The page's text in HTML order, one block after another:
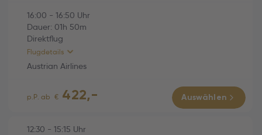
HINFLUG (Direktflug)
Austrian Airlines (OS769)
Fr., 02.10.2026
15:15 Varna (VAR)
16:00 - 16:50 Uhr
Dauer: 01h 50m
Direktflug
Flugdetails
Austrian Airlines
RÜCKFLUG (Direktflug) 01h 50m
Austrian Airlines (OS770)
p.P. ab € 422,- Auswählen
12:30 - 15:15 Uhr